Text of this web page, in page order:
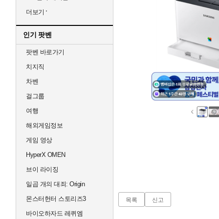
더보기
인기 팟벤
팟벤 바로가기
치지직
차벤
걸그룹
여행
해외게임정보
게임 영상
HyperX OMEN
브이 라이징
일곱 개의 대죄: Origin
몬스터헌터 스토리즈3
바이오하자드 레퀴엠
목록 신고